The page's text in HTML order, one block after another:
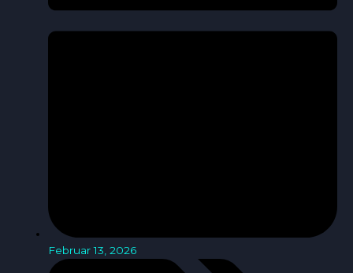
Februar 13, 2026